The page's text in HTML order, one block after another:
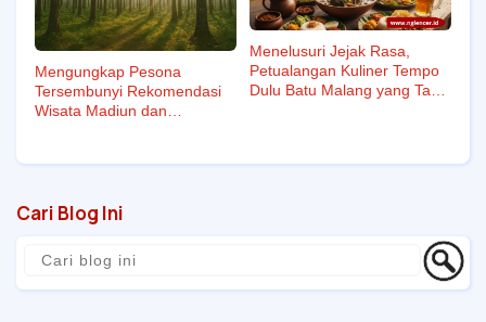
Mengungkap Pesona
Tersembunyi Rekomendasi
Wisata Madiun dan
Menelusuri Jejak Rasa,
Petualangan Kuliner Tempo
Dulu Batu Malang yang Tak
Cari Blog Ini